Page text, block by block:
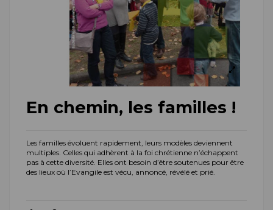
En chemin, les familles !
Les familles évoluent rapidement, leurs modèles deviennent
multiples. Celles qui adhèrent à la foi chrétienne n’échappent
pas à cette diversité. Elles ont besoin d’être soutenues pour être
des lieux où l’Evangile est vécu, annoncé, révélé et prié.